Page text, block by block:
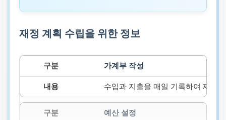
재정 계획 수립을 위한 정보
가계부 작성
수입과 지출을 매일 기록하여 재정
예산 설정